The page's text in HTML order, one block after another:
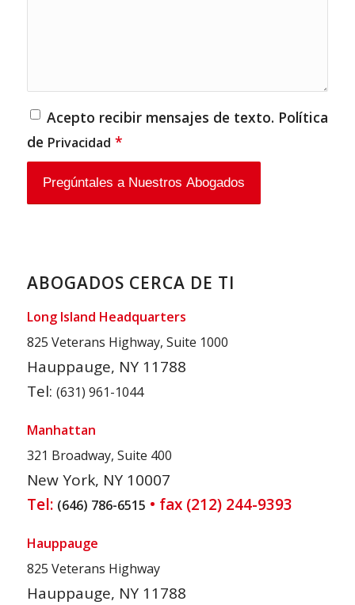
Acepto recibir mensajes de texto. Política
de Privacidad *
ABOGADOS CERCA DE TI
Long Island Headquarters
825 Veterans Highway, Suite 1000
Hauppauge, NY 11788
Tel: (631) 961-1044
Manhattan
321 Broadway, Suite 400
New York, NY 10007
Tel: (646) 786-6515 • fax (212) 244-9393
Hauppauge
825 Veterans Highway
Hauppauge, NY 11788